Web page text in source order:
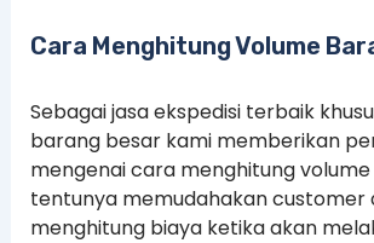
Cara Menghitung Volume
Sebagai jasa ekspedisi terbaik
barang besar kami memberikan
mengenai cara menghitung volume
tentunya memudahakan customer
menghitung biaya ketika akan